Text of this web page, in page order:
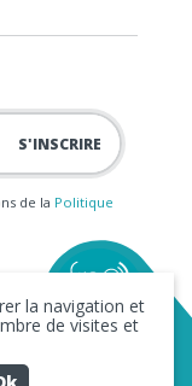
de la Politique
la navigation et
de visites et